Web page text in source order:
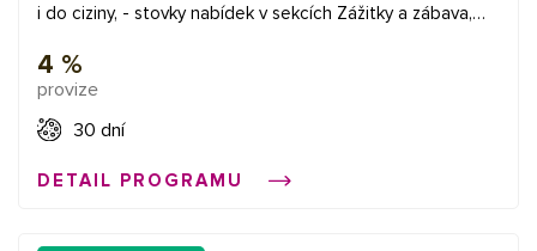
i do ciziny, - stovky nabídek v sekcích Zážitky a zábava,
potravin a delikates, přes oblečení a vychytávky do
domácnosti až po fotoprodukty - skvělé místo pro
pořízení dárku pro kohokoliv
4 %
provize
30 dní
DETAIL PROGRAMU